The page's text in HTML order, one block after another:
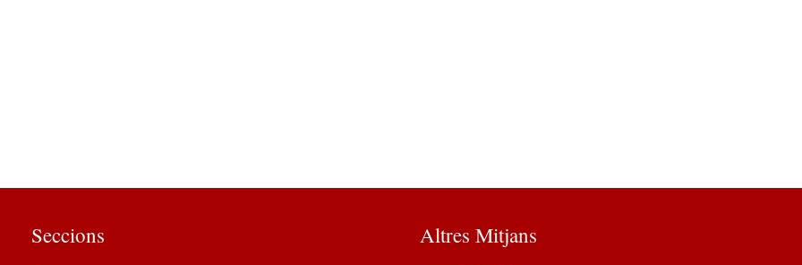
Seccions Altres Mitjans